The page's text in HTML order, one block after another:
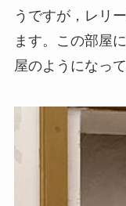
うですが，レリ
ます。この部屋
屋のようになっ